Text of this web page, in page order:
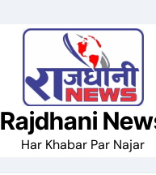
Rajdhani
Har Khabar Par Najar